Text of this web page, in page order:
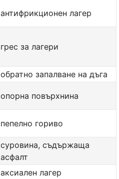
антифрикционен лагер
грес за лагери
обратно запалване на дъга
опорна повърхнина
пепелно гориво
суровина, съдържаща
асфалт
аксиален лагер